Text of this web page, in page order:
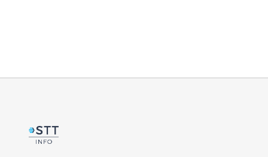
sovellus Commu järjestävät suuren
ruokaa